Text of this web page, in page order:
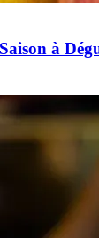
à